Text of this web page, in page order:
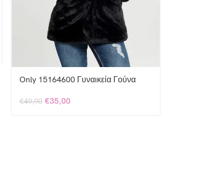
Only 15164600 Γυναικεία Γούνα
€49,90 €35,00